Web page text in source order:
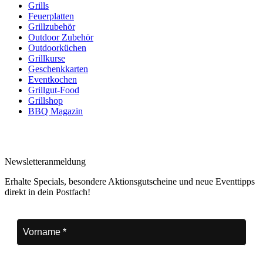
Grills
Feuerplatten
Grillzubehör
Outdoor Zubehör
Outdoorküchen
Grillkurse
Geschenkkarten
Eventkochen
Grillgut-Food
Grillshop
BBQ Magazin
Newsletteranmeldung
Erhalte Specials, besondere Aktionsgutscheine und neue Eventtipps
direkt in dein Postfach!